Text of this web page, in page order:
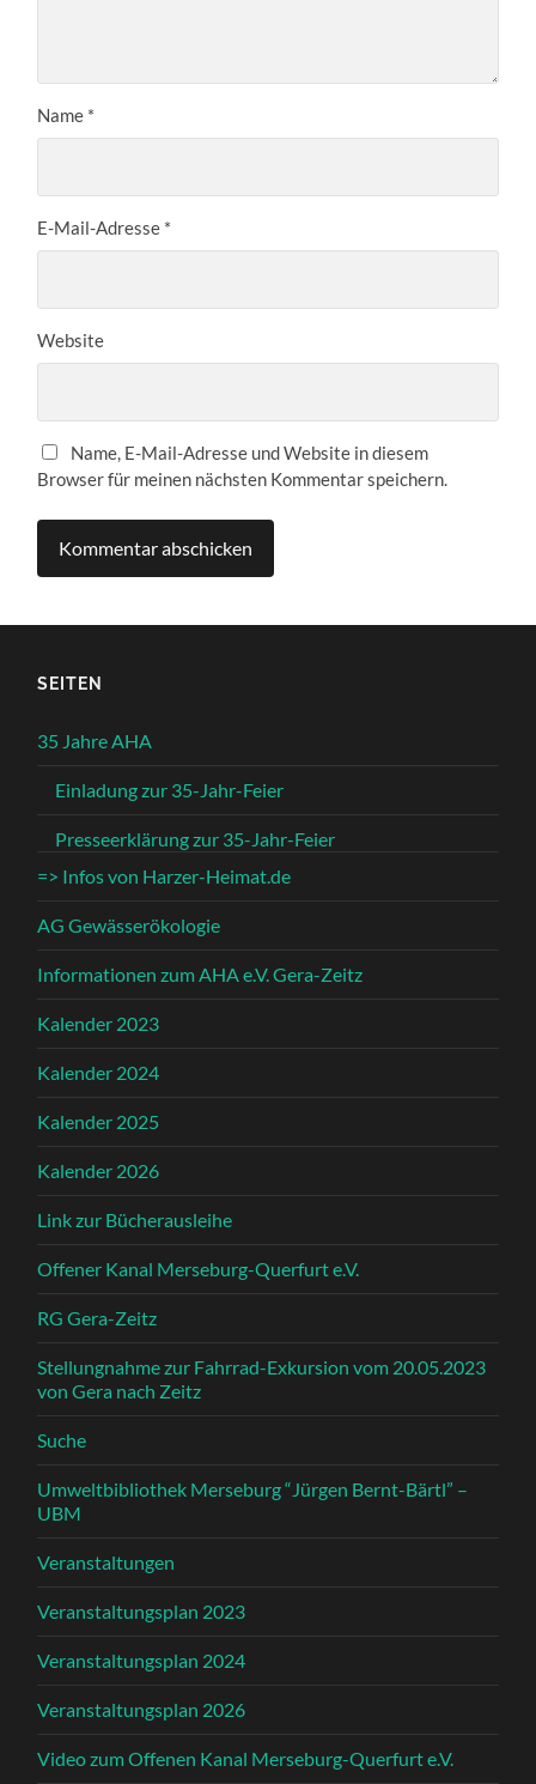
Name *
E-Mail-Adresse *
Website
Name, E-Mail-Adresse und Website in diesem
Browser für meinen nächsten Kommentar speichern.
SEITEN
35 Jahre AHA
Einladung zur 35-Jahr-Feier
Presseerklärung zur 35-Jahr-Feier
=> Infos von Harzer-Heimat.de
AG Gewässerökologie
Informationen zum AHA e.V. Gera-Zeitz
Kalender 2023
Kalender 2024
Kalender 2025
Kalender 2026
Link zur Bücherausleihe
Offener Kanal Merseburg-Querfurt e.V.
RG Gera-Zeitz
Stellungnahme zur Fahrrad-Exkursion vom 20.05.2023
von Gera nach Zeitz
Suche
Umweltbibliothek Merseburg “Jürgen Bernt-Bärtl” –
UBM
Veranstaltungen
Veranstaltungsplan 2023
Veranstaltungsplan 2024
Veranstaltungsplan 2026
Video zum Offenen Kanal Merseburg-Querfurt e.V.